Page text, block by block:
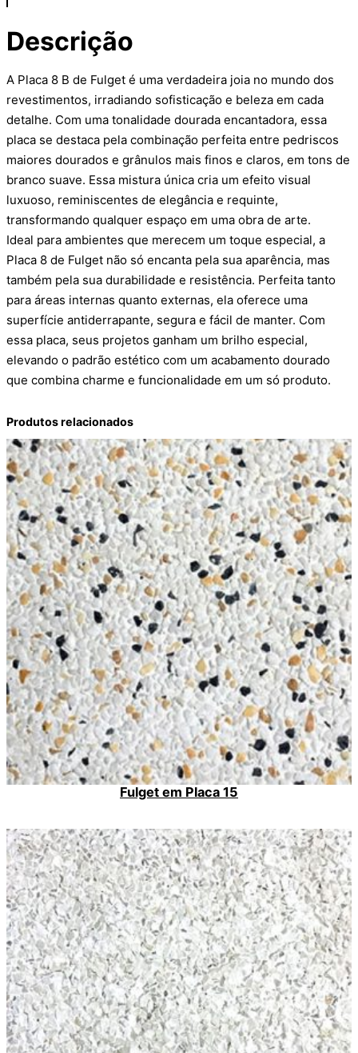
Descrição
A Placa 8 B de Fulget é uma verdadeira joia no mundo dos
revestimentos, irradiando sofisticação e beleza em cada
detalhe. Com uma tonalidade dourada encantadora, essa
placa se destaca pela combinação perfeita entre pedriscos
maiores dourados e grânulos mais finos e claros, em tons de
branco suave. Essa mistura única cria um efeito visual
luxuoso, reminiscentes de elegância e requinte,
transformando qualquer espaço em uma obra de arte.
Ideal para ambientes que merecem um toque especial, a
Placa 8 de Fulget não só encanta pela sua aparência, mas
também pela sua durabilidade e resistência. Perfeita tanto
para áreas internas quanto externas, ela oferece uma
superfície antiderrapante, segura e fácil de manter. Com
essa placa, seus projetos ganham um brilho especial,
elevando o padrão estético com um acabamento dourado
que combina charme e funcionalidade em um só produto.
Produtos relacionados
Fulget em Placa 15